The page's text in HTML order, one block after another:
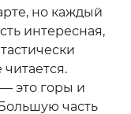
но каждый
интересная,
это горы и
часть